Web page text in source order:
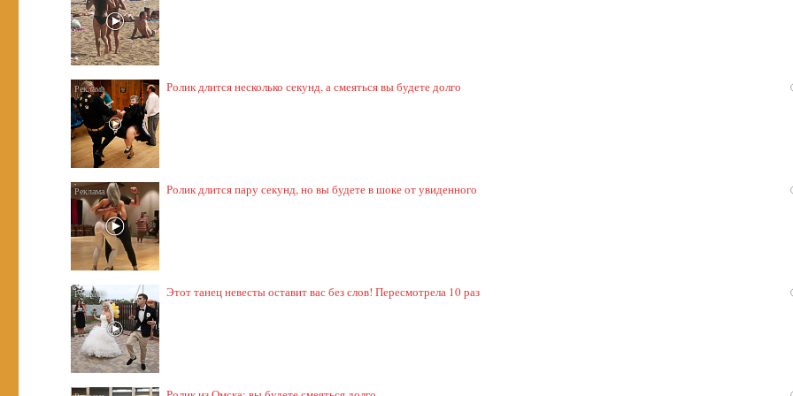
Ролик длится несколько секунд, а смеяться вы будете долго
Ролик длится пару секунд, но вы будете в шоке от увиденного
Этот танец невесты оставит вас без слов! Пересмотрела 10 раз